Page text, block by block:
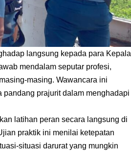
langsung kepada para Kepala
mendalam seputar profesi,
masing. Wawancara ini
prajurit dalam menghadapi
latihan peran secara langsung di
praktik ini menilai ketepatan
situasi darurat yang mungkin